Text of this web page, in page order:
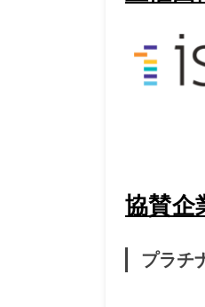
協賛企
プラチ